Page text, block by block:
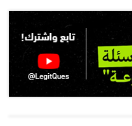
من بعض الناشطين، في
التواصل الاجتماعي، وهم
“القيم” و”المبادئ” و”الأخلاقيات”
وهم يضعون معايير تلك القيم
فالمثقف الذي لا يتفق مع
نظرهم عميلا وخائنا وليس عنده